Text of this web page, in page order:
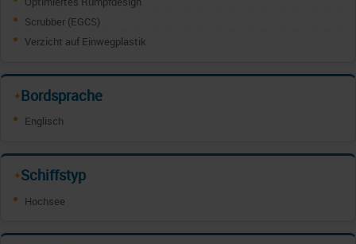
Scrubber (EGCS)
Verzicht auf Einwegplastik
✦Bordsprache
Englisch
✦Schiffstyp
Hochsee